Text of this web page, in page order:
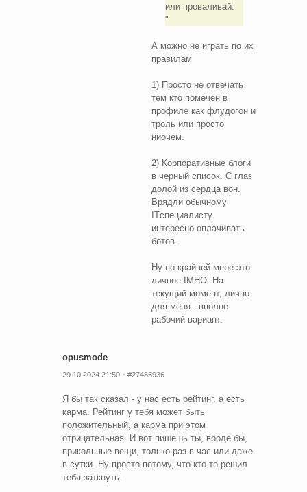
или проваливай.
А можно не играть по их
правилам
1) Просто не отвечать
тем кто помечен в
профиле как флудогон и
троль или просто
ниочем.
2) Корпоративные блоги
в черный список. С глаз
долой из сердца вон.
Врядли обычному
ITспециалисту
интересно оплачивать
ботов.
Ну по крайней мере это
личное IMHO. На
текущий момент, лично
для меня - вполне
рабочий вариант.
opusmode
29.10.2024 21:50 #27485936
Я бы так сказал - у нас есть рейтинг, а есть
карма. Рейтинг у тебя может быть
положительный, а карма при этом
отрицательная. И вот пишешь ты, вроде бы,
прикольные вещи, только раз в час или даже
в сутки. Ну просто потому, что кто-то решил
тебя заткнуть.